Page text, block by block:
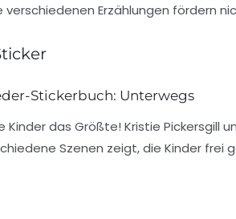
verschiedenen Erzählungen fördern
Stickerbuch: Unterwegs
Kinder das Größte! Kristie Pickersgill
Szenen zeigt, die Kinder